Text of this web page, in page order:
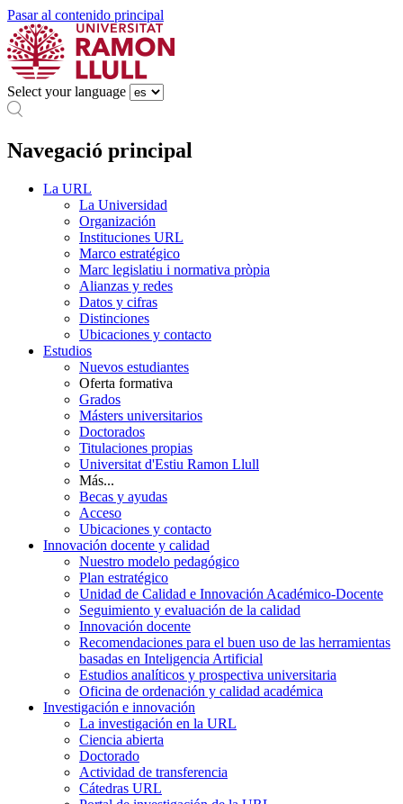
Pasar al contenido principal
Select your language
Navegació principal
La URL
La Universidad
Organización
Instituciones URL
Marco estratégico
Marc legislatiu i normativa pròpia
Alianzas y redes
Datos y cifras
Distinciones
Ubicaciones y contacto
Estudios
Nuevos estudiantes
Oferta formativa
Grados
Másters universitarios
Doctorados
Titulaciones propias
Universitat d'Estiu Ramon Llull
Más...
Becas y ayudas
Acceso
Ubicaciones y contacto
Innovación docente y calidad
Nuestro modelo pedagógico
Plan estratégico
Unidad de Calidad e Innovación Académico-Docente
Seguimiento y evaluación de la calidad
Innovación docente
Recomendaciones para el buen uso de las herramientas
basadas en Inteligencia Artificial
Estudios analíticos y prospectiva universitaria
Oficina de ordenación y calidad académica
Investigación e innovación
La investigación en la URL
Ciencia abierta
Doctorado
Actividad de transferencia
Cátedras URL